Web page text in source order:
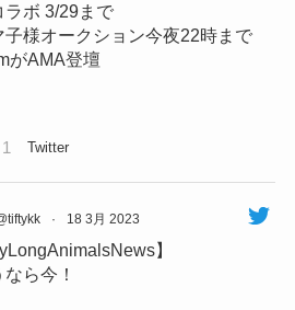
ボ 3/29まで
様オークション今夜22時まで
がAMA登壇
1 Twitter
· 18 3月 2023
】
ら今！